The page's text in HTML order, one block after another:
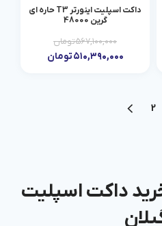
داکت اسپلیت اینورتر T3 حاره ای
گرین 48000
۵۶۷,۱۰۰,۰۰۰تومان
۵۱۰,۳۹۰,۰۰۰تومان
2
داکت اسپلیت